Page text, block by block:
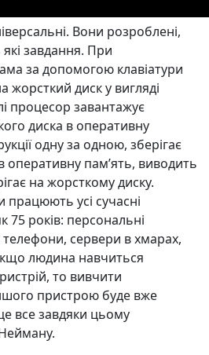
Вони розроблені,
завдання. При
за допомогою клавіатури
жорсткий диск у вигляді
процесор завантажує
диска в оперативну
одну за одною, зберігає
оперативну памʼять, виводить
на жорсткому диску.
усі сучасні
75 років: персональні
телефони, сервери в хмарах,
людина навчиться
то вивчити
пристрою буде вже
все завдяки цьому